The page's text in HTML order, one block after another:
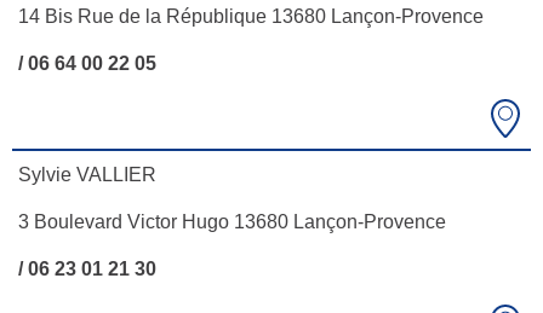
14 Bis Rue de la République 13680 Lançon-Provence
/ 06 64 00 22 05
Sylvie VALLIER
3 Boulevard Victor Hugo 13680 Lançon-Provence
/ 06 23 01 21 30